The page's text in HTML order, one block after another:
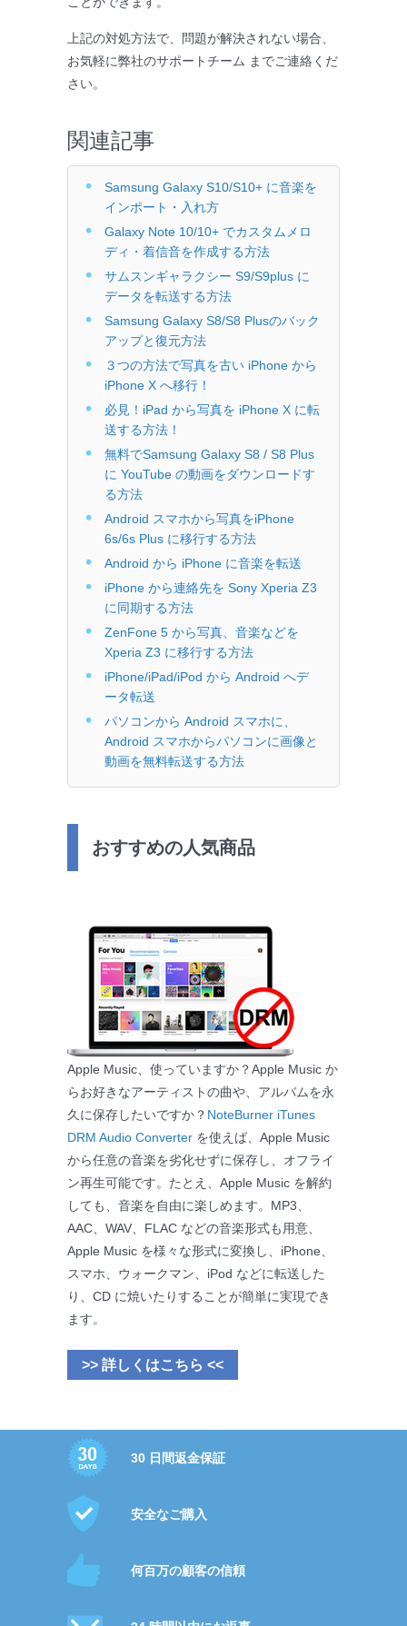
上記の対処方法で、問題が解決されない場合、
お気軽に弊社のサポートチーム までご連絡くだ
さい。
関連記事
Samsung Galaxy S10/S10+ に音楽を
インポート・入れ方
Galaxy Note 10/10+ でカスタムメロ
ディ・着信音を作成する方法
サムスンギャラクシー S9/S9plus に
データを転送する方法
Samsung Galaxy S8/S8 Plusのバック
アップと復元方法
３つの方法で写真を古い iPhone から
iPhone X へ移行！
必見！iPad から写真を iPhone X に転
送する方法！
無料でSamsung Galaxy S8 / S8 Plus
に YouTube の動画をダウンロードす
る方法
Android スマホから写真をiPhone
6s/6s Plus に移行する方法
Android から iPhone に音楽を転送
iPhone から連絡先を Sony Xperia Z3
に同期する方法
ZenFone 5 から写真、音楽などを
Xperia Z3 に移行する方法
iPhone/iPad/iPod から Android へデ
ータ転送
パソコンから Android スマホに、
Android スマホからパソコンに画像と
動画を無料転送する方法
おすすめの人気商品
Apple Music、使っていますか？Apple Music か
らお好きなアーティストの曲や、アルバムを永
久に保存したいですか？ NoteBurner iTunes
DRM Audio Converter を使えば、Apple Music
から任意の音楽を劣化せずに保存し、オフライ
ン再生可能です。たとえ、Apple Music を解約
しても、音楽を自由に楽しめます。MP3、
AAC、WAV、FLAC などの音楽形式も用意、
Apple Music を様々な形式に変換し、iPhone、
スマホ、ウォークマン、iPod などに転送した
り、CD に焼いたりすることが簡単に実現でき
ます。
>> 詳しくはこちら <<
30 日間返金保証
安全なご購入
何百万の顧客の信頼